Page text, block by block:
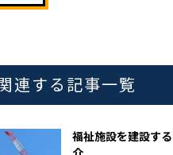
連する記事一覧
福祉施設を建設す